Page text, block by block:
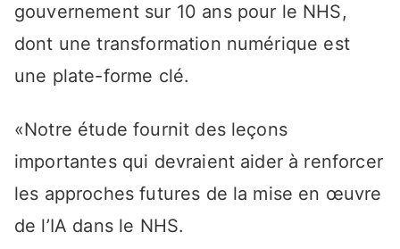
gouvernement sur 10 ans pour le NHS,
dont une transformation numérique est
une plate-forme clé.
«Notre étude fournit des leçons
importantes qui devraient aider à renforcer
les approches futures de la mise en œuvre
de l’IA dans le NHS.